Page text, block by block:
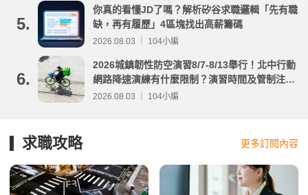
5.
你真的看懂JD了嗎？解析矽谷求職邏輯「先有職
缺，再有履歷」4區塊找出高薪籌碼
2026.08.03 ｜ 104小編
6.
2026城鎮韌性防空演習8/7-8/13舉行！北中行動
網路降速演練有什麼限制？演習時間及管制注意
事項整理
2026.08.03 ｜ 104小編
求職攻略 更多訂閱內容